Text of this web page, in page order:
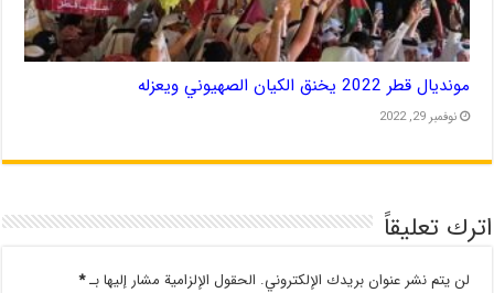
مونديال قطر 2022 يخنق الكيان الصهيوني ويعزله
نوفمبر 29, 2022
اترك تعليقاً
لن يتم نشر عنوان بريدك الإلكتروني. الحقول الإلزامية مشار إليها بـ*